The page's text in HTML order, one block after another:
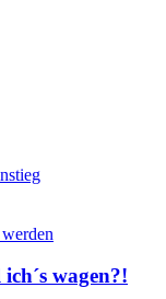
wagen?!